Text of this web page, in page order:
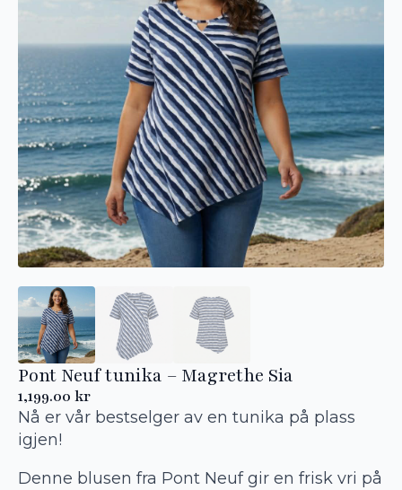
Pont Neuf tunika – Magrethe Sia
1,199.00 kr
Nå er vår bestselger av en tunika på plass
igjen!
Denne blusen fra Pont Neuf gir en frisk vri på